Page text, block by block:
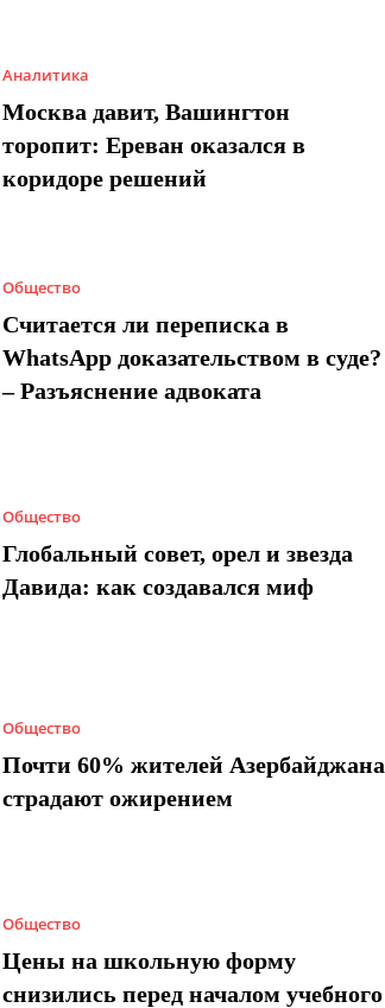
Аналитика
Москва давит, Вашингтон
торопит: Ереван оказался в
коридоре решений
Общество
Считается ли переписка в
WhatsApp доказательством в суде?
– Разъяснение адвоката
Общество
Глобальный совет, орел и звезда
Давида: как создавался миф
Общество
Почти 60% жителей Азербайджана
страдают ожирением
Общество
Цены на школьную форму
снизились перед началом учебного